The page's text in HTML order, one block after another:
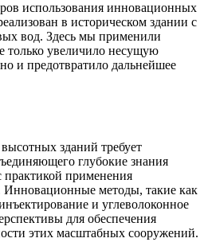
использования инновационных
в историческом здании с
вод. Здесь мы применили
только увеличило несущую
и предотвратило дальнейшее
зданий требует
глубокие знания
практикой применения
Инновационные методы, такие как
и углеволоконное
для обеспечения
этих масштабных сооружений.